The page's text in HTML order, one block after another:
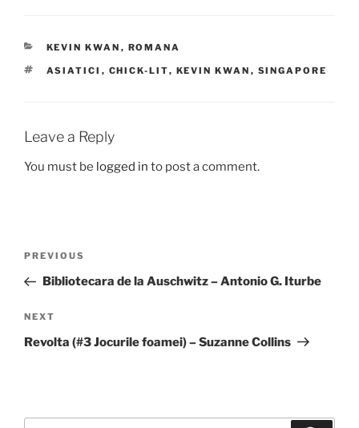
CATEGORIES
KEVIN KWAN , ROMANA
TAGS
ASIATICI , CHICK-LIT, KEVIN KWAN , SINGAPORE
Leave a Reply
You must be logged in to post a comment.
Previous
Post
PREVIOUS
Bibliotecara de la Auschwitz – Antonio G. Iturbe
Next
Post
NEXT
Revolta (#3 Jocurile foamei) – Suzanne Collins